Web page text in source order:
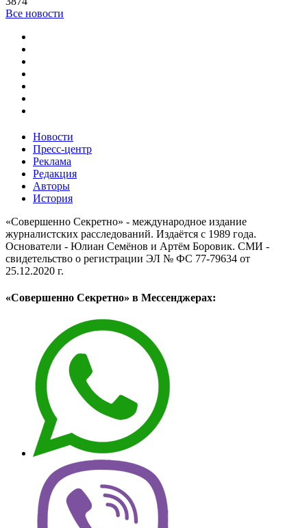
Все новости
Новости
Пресс-центр
Реклама
Редакция
Авторы
История
«Совершенно Секретно» - международное издание
журналистских расследований. Издаётся с 1989 года.
Основатели - Юлиан Семёнов и Артём Боровик. CМИ -
свидетельство о регистрации ЭЛ № ФС 77-79634 от
25.12.2020 г.
«Совершенно Секретно» в Мессенджерах: